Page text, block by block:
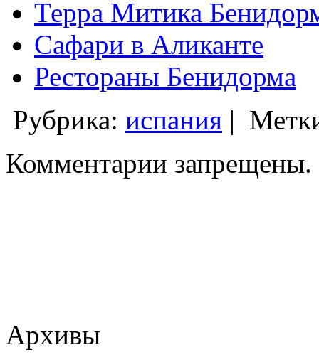
Терра Митика
Сафари в Аликанте
Рестораны Бенидорма
Рубрика: испания |
Комментарии запрещены.
Архивы